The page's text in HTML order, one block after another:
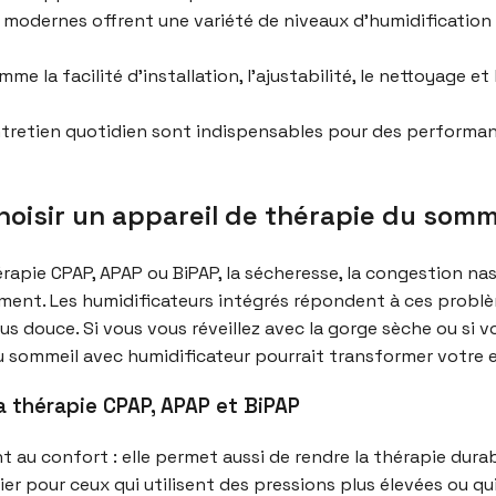
modernes offrent une variété de niveaux
la facilité d’installation, l’ajustabilité, le nettoyage
quotidien sont indispensables pour des
un appareil de thérapie du
CPAP, APAP ou BiPAP, la sécheresse, la congestion
Les humidificateurs intégrés répondent à ces
douce. Si vous vous réveillez avec la gorge sèche ou si
sommeil avec humidificateur pourrait transformer votre
CPAP, APAP et BiPAP
au confort : elle permet aussi de rendre la thérapie
pour ceux qui utilisent des pressions plus élevées ou